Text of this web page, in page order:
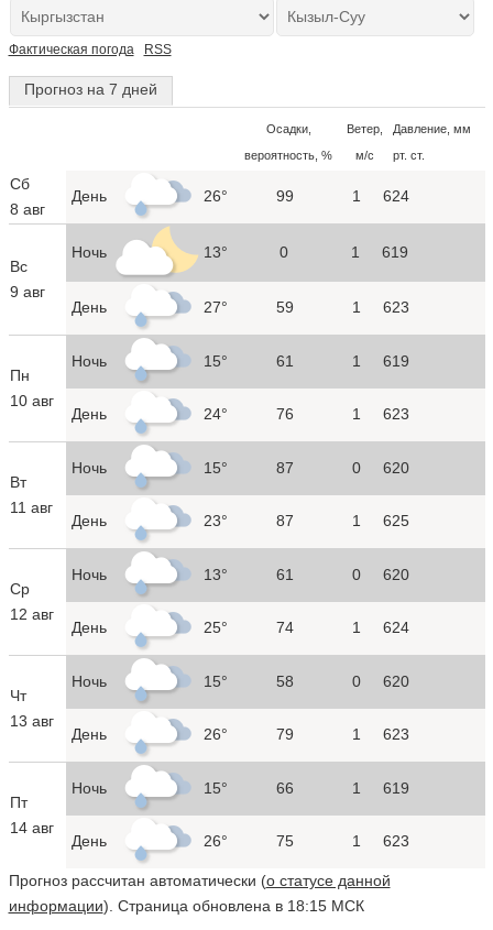
Фактическая погода RSS
Прогноз на 7 дней
Осадки,
вероятность, %
Ветер,
м/с
Давление, мм
рт. ст.
Сб
8 авг
День 26° 99 1 624
Вс
9 авг
Ночь 13° 0 1 619
День 27° 59 1 623
Пн
10 авг
Ночь 15° 61 1 619
День 24° 76 1 623
Вт
11 авг
Ночь 15° 87 0 620
День 23° 87 1 625
Ср
12 авг
Ночь 13° 61 0 620
День 25° 74 1 624
Чт
13 авг
Ночь 15° 58 0 620
День 26° 79 1 623
Пт
14 авг
Ночь 15° 66 1 619
День 26° 75 1 623
Прогноз рассчитан автоматически (о статусе данной
информации). Страница обновлена в 18:15 МСК